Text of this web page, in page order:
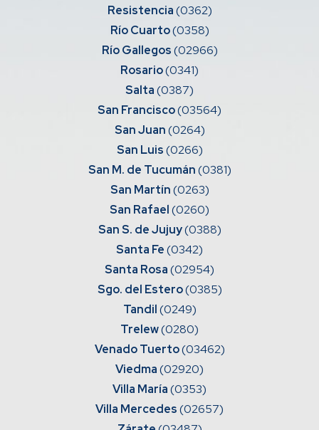
Resistencia(0362)
Río Cuarto(0358)
Río Gallegos(02966)
Rosario(0341)
Salta(0387)
San Francisco(03564)
San Juan(0264)
San Luis(0266)
San M. de Tucumán(0381)
San Martín(0263)
San Rafael(0260)
San S. de Jujuy(0388)
Santa Fe(0342)
Santa Rosa(02954)
Sgo. del Estero(0385)
Tandil(0249)
Trelew(0280)
Venado Tuerto(03462)
Viedma(02920)
Villa María(0353)
Villa Mercedes(02657)